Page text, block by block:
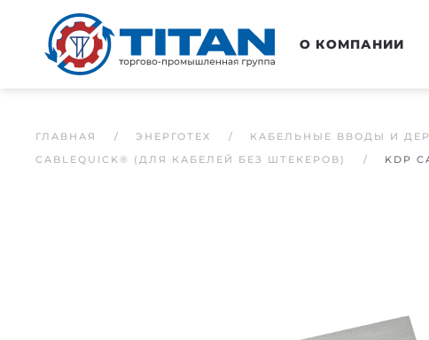
Перейти к основному содержанию О КОМПАНИИ
ГЛАВНАЯ ЭНЕРГОТЕХ КАБЕЛЬНЫЕ ВВОДЫ И
CABLEQUICK® (ДЛЯ КАБЕЛЕЙ БЕЗ ШТЕКЕРОВ)
KDP